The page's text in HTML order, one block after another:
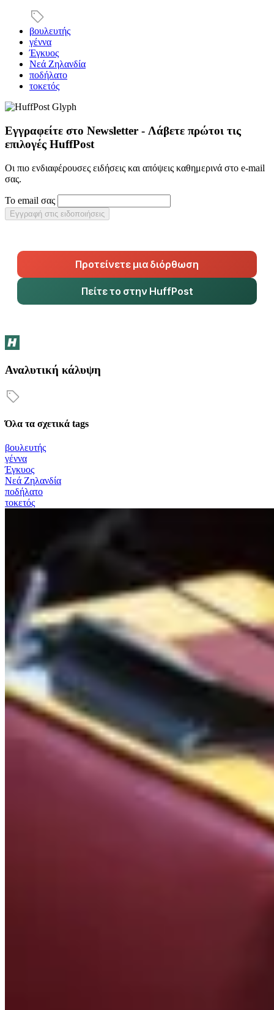
βουλευτής
γέννα
Έγκυος
Νεά Ζηλανδία
ποδήλατο
τοκετός
Εγγραφείτε στο Newsletter - Λάβετε πρώτοι τις
επιλογές HuffPost
Οι πιο ενδιαφέρουσες ειδήσεις και απόψεις καθημερινά στο e-mail
σας.
Το email σας
Εγγραφή στις ειδοποιήσεις
Προτείνετε μια διόρθωση
Πείτε το στην HuffPost
Αναλυτική κάλυψη
Όλα τα σχετικά tags
βουλευτής
γέννα
Έγκυος
Νεά Ζηλανδία
ποδήλατο
τοκετός